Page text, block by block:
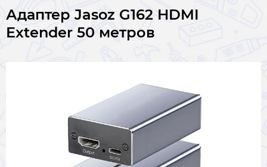
Адаптер Jasoz G162 HDMI
Extender 50 метров